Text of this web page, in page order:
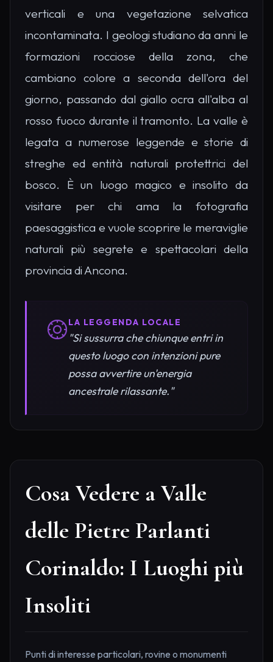
verticali e una vegetazione selvatica
incontaminata. I geologi studiano da anni le
formazioni rocciose della zona, che
cambiano colore a seconda dell'ora del
giorno, passando dal giallo ocra all'alba al
rosso fuoco durante il tramonto. La valle è
legata a numerose leggende e storie di
streghe ed entità naturali protettrici del
bosco. È un luogo magico e insolito da
visitare per chi ama la fotografia
paesaggistica e vuole scoprire le meraviglie
naturali più segrete e spettacolari della
provincia di Ancona.
LA LEGGENDA LOCALE
"Si sussurra che chiunque entri in
questo luogo con intenzioni pure
possa avvertire un'energia
ancestrale rilassante."
Cosa Vedere a Valle
delle Pietre Parlanti
Corinaldo: I Luoghi più
Insoliti
Punti di interesse particolari, rovine o monumenti